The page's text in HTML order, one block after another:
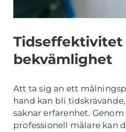
Tidseffektivitet
bekvämlighet
Att ta sig an ett
hand kan bli
saknar erfarenhet.
professionell målare kan